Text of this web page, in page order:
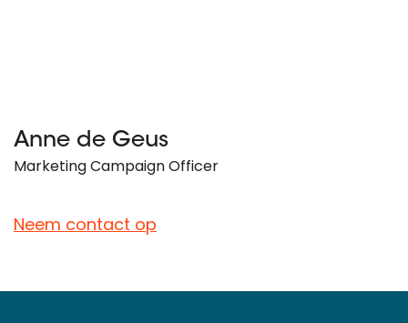
Anne de Geus
Marketing Campaign Officer
Neem contact op